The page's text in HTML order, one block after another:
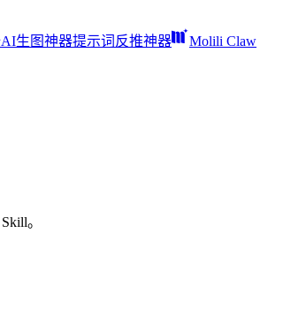
AI生图神器提示词反推神器 Molili Claw
。